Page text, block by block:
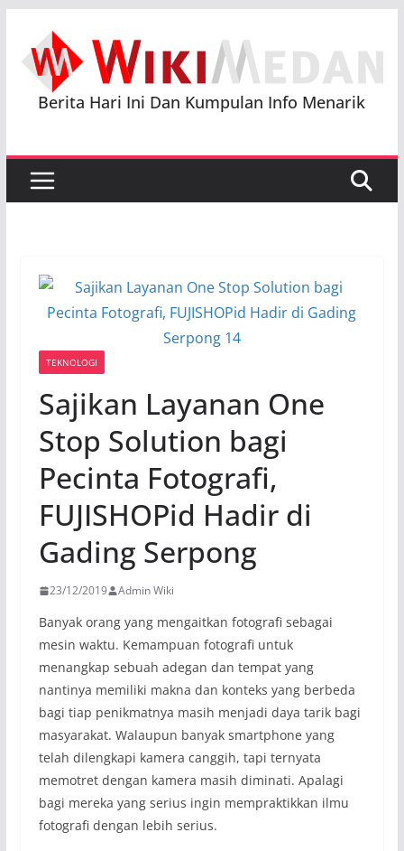
content
Berita Hari Ini Dan Kumpulan Info Menarik
TEKNOLOGI
Sajikan Layanan One
Stop Solution bagi
Pecinta Fotografi,
FUJISHOPid Hadir di
Gading Serpong
23/12/2019 Admin Wiki
Banyak orang yang mengaitkan fotografi sebagai
mesin waktu. Kemampuan fotografi untuk
menangkap sebuah adegan dan tempat yang
nantinya memiliki makna dan konteks yang berbeda
bagi tiap penikmatnya masih menjadi daya tarik bagi
masyarakat. Walaupun banyak smartphone yang
telah dilengkapi kamera canggih, tapi ternyata
memotret dengan kamera masih diminati. Apalagi
bagi mereka yang serius ingin mempraktikkan ilmu
fotografi dengan lebih serius.